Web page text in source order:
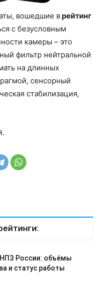
вошедшие врейтинг
с безусловным
камеры – это
фильтр нейтральной
на длинных
сенсорный
стабилизация,
России: объёмы
и статус работы